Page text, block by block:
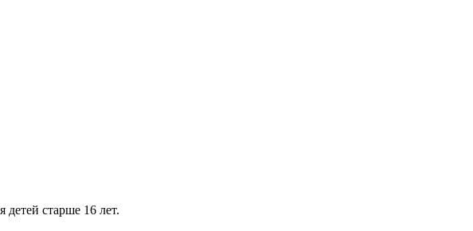
детей старше 16 лет.